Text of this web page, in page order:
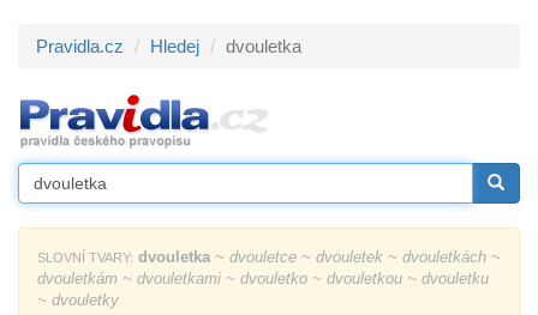
Pravidla.cz Hledej dvouletka
SLOVNÍ TVARY: dvouletka ~ dvouletce ~ dvouletek ~ dvouletkách ~
dvouletkám ~ dvouletkami ~ dvouletko ~ dvouletkou ~ dvouletku
~ dvouletky